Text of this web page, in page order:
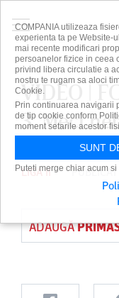
VIDEO |
3. Meci
LIGA II
ADAUGĂ
COMPANIA utilizeaza
experienta ta pe Website-
mai recente modificari
persoanelor fizice in ceea
privind libera circulatie a
nostru te rugam sa aloci
Cookie.
Prin continuarea navigarii
de tip cookie conform
moment setarile acestor
SUNT
Puteti merge chiar acum